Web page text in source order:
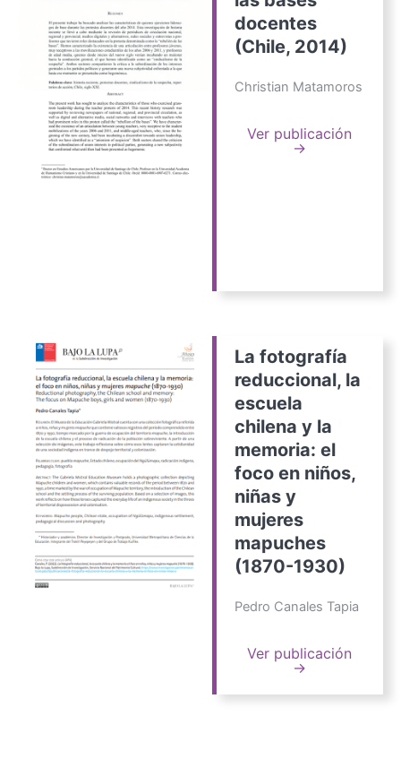
docentes
(Chile, 2014)
Christian Matamoros
Ver publicación
→
La fotografía
reduccional, la
escuela
chilena y la
memoria: el
foco en niños,
niñas y
mujeres
mapuches
(1870-1930)
Pedro Canales Tapia
Ver publicación
→